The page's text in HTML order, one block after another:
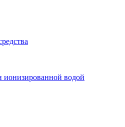
ионизированной водой